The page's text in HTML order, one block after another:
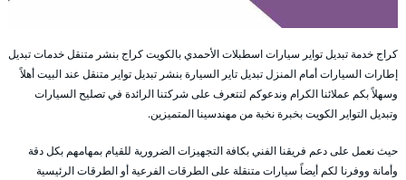
كراج خدمة تبديل تواير سيارات اسطبلات الأحمدي بالكويت كراج بنشر متنقل خدمات تبديل
إطارات السيارات أمام المنزل تبديل تاير السيارة بنشر تبديل تواير متنقل عند البيت أهلاً
وسهلاً بكم عملائنا الكرام وندعوكم لتتعرف على شركتنا الرائدة في تصليح السيارات
وتبديل التواير الكويت بخبرة نخبة من مهندسينا المتميزين.
حيث نعمل على دعم فريقنا الفني بكافة التجهيزات الضرورية للقيام بمهامهم بكل دقة
وأمانة ووفرنا لكم أيضاً سيارات متنقلة على الطرقات الفرعية أو الطرقات الرئيسية